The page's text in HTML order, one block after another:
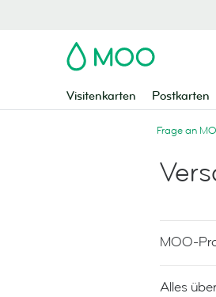
MOO
Visitenkarten Postkarten
Frage an
MOO-
Alles